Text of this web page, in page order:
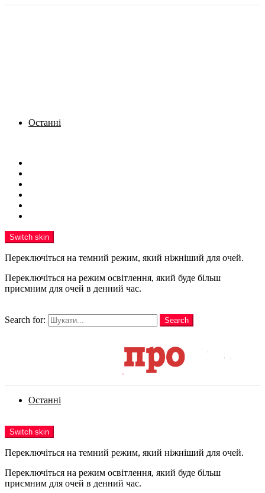
Останні
Switch skin
Переключіться на темний режим, який ніжніший для очей.
Переключіться на режим освітлення, який буде більш
приємним для очей в денний час.
Search for:
Search
Останні
Switch skin
Переключіться на темний режим, який ніжніший для очей.
Переключіться на режим освітлення, який буде більш
приємним для очей в денний час.